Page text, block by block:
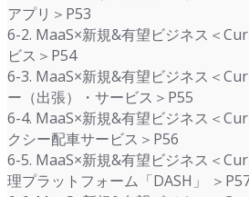
アプリ＞P53
6-2. MaaS×新規&有望ビジネス＜
ビス＞P54
6-3. MaaS×新規&有望ビジネス＜
ー（出張）・サービス＞P55
6-4. MaaS×新規&有望ビジネス＜
クシー配車サービス＞P56
6-5. MaaS×新規&有望ビジネス＜
理プラットフォーム「DASH」 ＞